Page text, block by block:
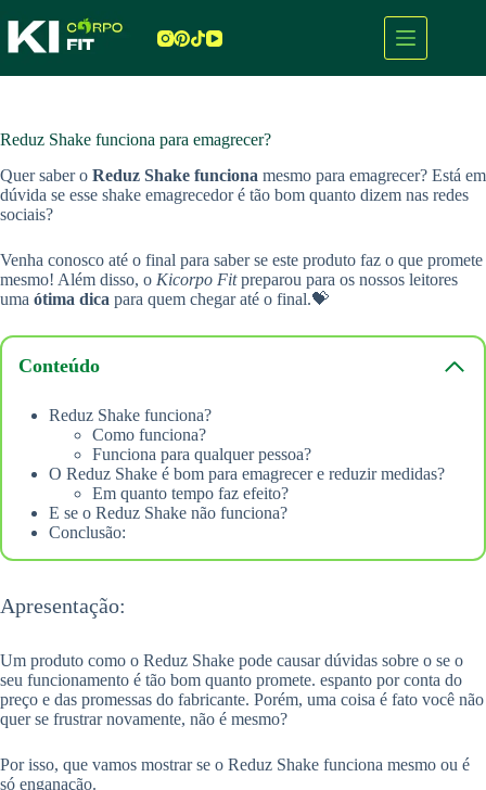
para
Reduz Shake funciona para emagrecer?
Quer saber o Reduz Shake funciona mesmo para emagrecer? Está em
dúvida se esse shake emagrecedor é tão bom quanto dizem nas redes
sociais?
Venha conosco até o final para saber se este produto faz o que promete
mesmo! Além disso, o Kicorpo Fitpreparou para os nossos leitores
uma ótima dica para quem chegar até o final.💝
Conteúdo
Reduz Shake funciona?
Como funciona?
Funciona para qualquer pessoa?
O Reduz Shake é bom para emagrecer e reduzir medidas?
Em quanto tempo faz efeito?
E se o Reduz Shake não funciona?
Conclusão:
Apresentação:
Um produto como o Reduz Shake pode causar dúvidas sobre o se o
seu funcionamento é tão bom quanto promete. espanto por conta do
preço e das promessas do fabricante. Porém, uma coisa é fato você não
quer se frustrar novamente, não é mesmo?
Por isso, que vamos mostrar se o Reduz Shake funciona mesmo ou é
só enganação.